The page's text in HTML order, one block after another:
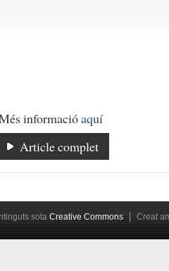
informacióaquí
Article complet
sota Creative Commons Creat